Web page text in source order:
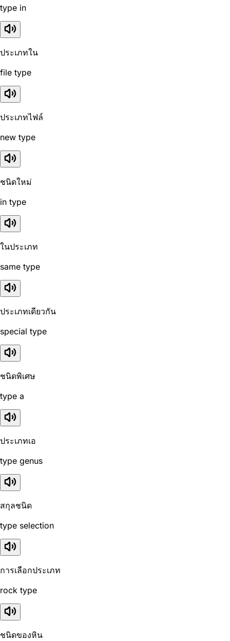
type in
ประเภทใน
file type
ประเภทไฟล์
new type
ชนิดใหม่
in type
ในประเภท
same type
ประเภทเดียวกัน
special type
ชนิดพิเศษ
type a
ประเภทเอ
type genus
สกุลชนิด
type selection
การเลือกประเภท
rock type
ชนิดของหิน